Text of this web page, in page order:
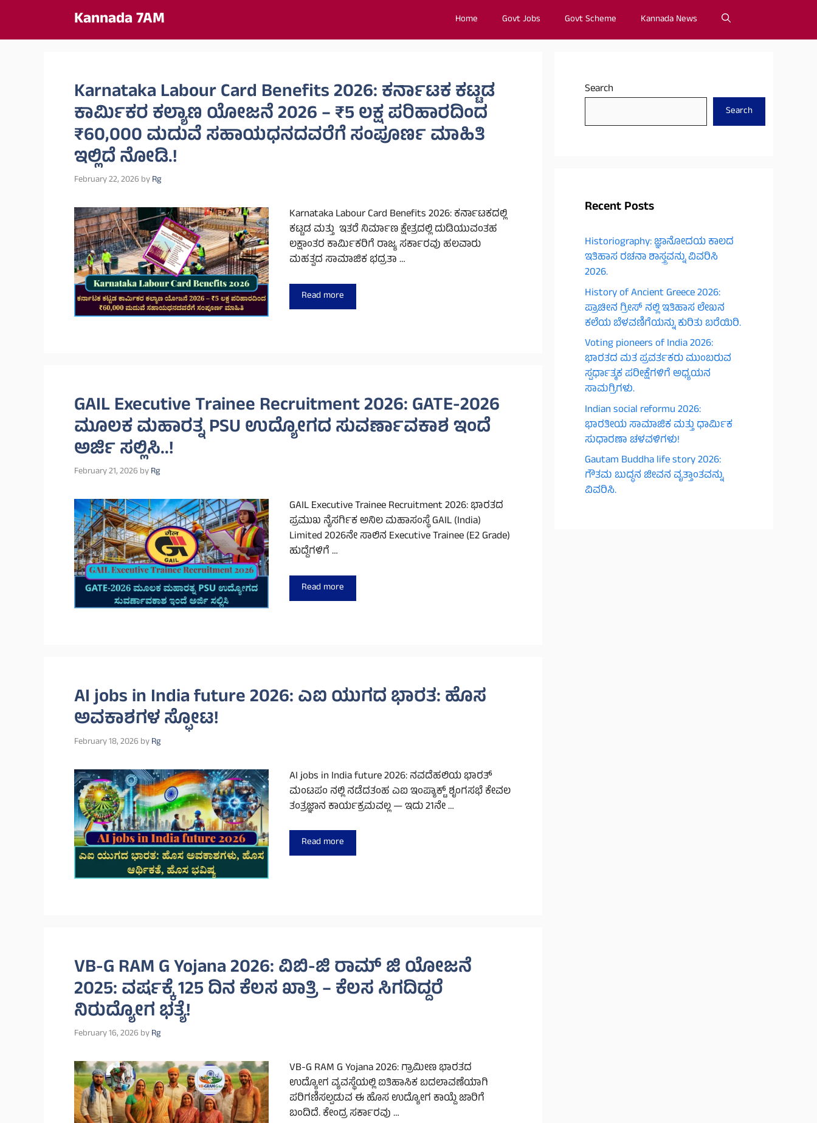
content
Kannada 7AM Home Govt Jobs Govt Scheme Kannada News
Karnataka Labour Card Benefits 2026: ಕರ್ನಾಟಕ ಕಟ್ಟಡ
ಕಾರ್ಮಿಕರ ಕಲ್ಯಾಣ ಯೋಜನೆ 2026 – ₹5 ಲಕ್ಷ ಪರಿಹಾರದಿಂದ
₹60,000 ಮದುವೆ ಸಹಾಯಧನದವರೆಗೆ ಸಂಪೂರ್ಣ ಮಾಹಿತಿ
ಇಲ್ಲಿದೆ ನೋಡಿ.!
February 22, 2026 byRg
Karnataka Labour Card Benefits 2026: ಕರ್ನಾಟಕದಲ್ಲಿ
ಕಟ್ಟಡ ಮತ್ತು ಇತರೆ ನಿರ್ಮಾಣ ಕ್ಷೇತ್ರದಲ್ಲಿ ದುಡಿಯುವಂತಹ
ಲಕ್ಷಾಂತರ ಕಾರ್ಮಿಕರಿಗೆ ರಾಜ್ಯ ಸರ್ಕಾರವು ಹಲವಾರು
ಮಹತ್ವದ ಸಾಮಾಜಿಕ ಭದ್ರತಾ …
Read more
GAIL Executive Trainee Recruitment 2026: GATE-2026
ಮೂಲಕ ಮಹಾರತ್ನ PSU ಉದ್ಯೋಗದ ಸುವರ್ಣಾವಕಾಶ ಇಂದೆ
ಅರ್ಜಿ ಸಲ್ಲಿಸಿ..!
February 21, 2026 byRg
GAIL Executive Trainee Recruitment 2026: ಭಾರತದ
ಪ್ರಮುಖ ನೈಸರ್ಗಿಕ ಅನಿಲ ಮಹಾಸಂಸ್ಥೆ GAIL (India)
Limited 2026ನೇ ಸಾಲಿನ Executive Trainee (E2 Grade)
ಹುದ್ದೆಗಳಿಗೆ …
Read more
AI jobs in India future 2026: ಎಐ ಯುಗದ ಭಾರತ: ಹೊಸ
ಅವಕಾಶಗಳ ಸ್ಫೋಟ!
February 18, 2026 byRg
AI jobs in India future 2026: ನವದೆಹಲಿಯ ಭಾರತ್
ಮಂಟಪಂ ನಲ್ಲಿ ನಡೆದತಂಹ ಎಐ ಇಂಪ್ಯಾಕ್ಟ್ ಶೃಂಗಸಭೆ ಕೇವಲ
ತಂತ್ರಜ್ಞಾನ ಕಾರ್ಯಕ್ರಮವಲ್ಲ — ಇದು 21ನೇ …
Read more
VB-G RAM G Yojana 2026: ವಿಬಿ-ಜಿ ರಾಮ್ ಜಿ ಯೋಜನೆ
2025: ವರ್ಷಕ್ಕೆ 125 ದಿನ ಕೆಲಸ ಖಾತ್ರಿ – ಕೆಲಸ ಸಿಗದಿದ್ದರೆ
ನಿರುದ್ಯೋಗ ಭತ್ಯೆ!
February 16, 2026 byRg
VB-G RAM G Yojana 2026: ಗ್ರಾಮೀಣ ಭಾರತದ
ಉದ್ಯೋಗ ವ್ಯವಸ್ಥೆಯಲ್ಲಿ ಐತಿಹಾಸಿಕ ಬದಲಾವಣೆಯಾಗಿ
ಪರಿಗಣಿಸಲ್ಪಡುವ ಈ ಹೊಸ ಉದ್ಯೋಗ ಕಾಯ್ದೆ ಜಾರಿಗೆ
ಬಂದಿದೆ. ಕೇಂದ್ರ ಸರ್ಕಾರವು …
Search
Search
Recent Posts
Historiography: ಜ್ಞಾನೋದಯ ಕಾಲದ
ಇತಿಹಾಸ ರಚನಾ ಶಾಸ್ತ್ರವನ್ನು ವಿವರಿಸಿ
2026.
History of Ancient Greece 2026:
ಪ್ರಾಚೀನ ಗ್ರೀಸ್ ನಲ್ಲಿ ಇತಿಹಾಸ ಲೇಖನ
ಕಲೆಯ ಬೆಳವಣಿಗೆಯನ್ನು ಕುರಿತು ಬರೆಯಿರಿ.
Voting pioneers of India 2026:
ಭಾರತದ ಮತ ಪ್ರವರ್ತಕರು ಮುಂಬರುವ
ಸ್ಪರ್ಧಾತ್ಮಕ ಪರೀಕ್ಷೆಗಳಿಗೆ ಅಧ್ಯಯನ
ಸಾಮಗ್ರಿಗಳು.
Indian social reformu 2026:
ಭಾರತೀಯ ಸಾಮಾಜಿಕ ಮತ್ತು ಧಾರ್ಮಿಕ
ಸುಧಾರಣಾ ಚಳವಳಿಗಳು!
Gautam Buddha life story 2026:
ಗೌತಮ ಬುದ್ಧನ ಜೀವನ ವೃತ್ತಾಂತವನ್ನು
ವಿವರಿಸಿ.